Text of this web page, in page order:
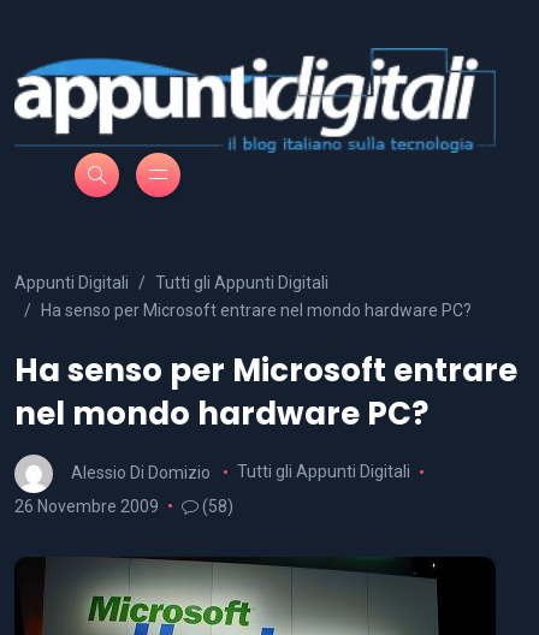
Appunti Digitali
Tutti gli Appunti Digitali
Ha senso per Microsoft entrare nel mondo hardware PC?
Ha senso per Microsoft entrare
nel mondo hardware PC?
Alessio Di Domizio
Tutti gli Appunti Digitali
26 Novembre 2009
(58)